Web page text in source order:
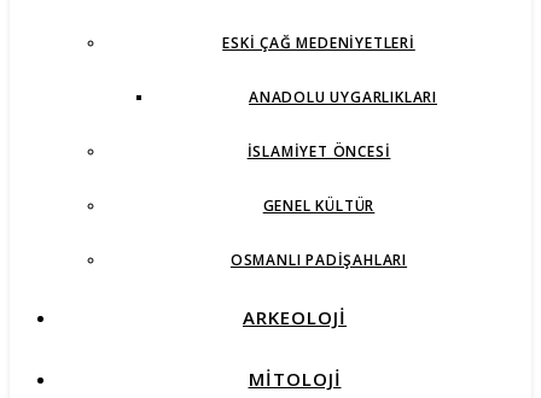
ESKI ÇAĞ MEDENIYETLERI
ANADOLU UYGARLIKLARI
İSLAMIYET ÖNCESI
GENEL KÜLTÜR
OSMANLI PADIŞAHLARI
ARKEOLOJİ
MİTOLOJİ